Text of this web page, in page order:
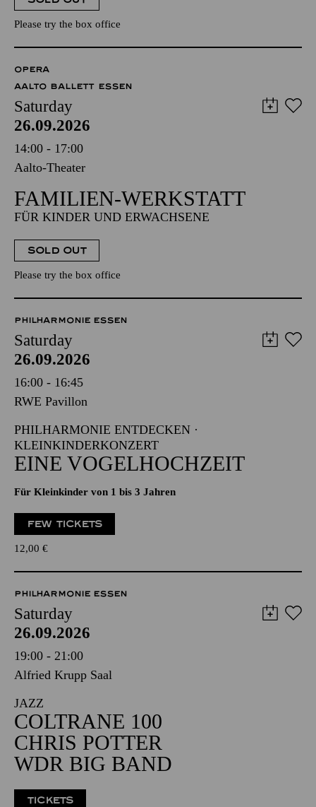
Please try the box office
OPERA
AALTO BALLETT ESSEN
Saturday
26.09.2026
14:00 - 17:00
Aalto-Theater
FAMILIEN-WERKSTATT
FÜR KINDER UND ERWACHSENE
SOLD OUT
Please try the box office
PHILHARMONIE ESSEN
Saturday
26.09.2026
16:00 - 16:45
RWE Pavillon
PHILHARMONIE ENTDECKEN ·
KLEINKINDERKONZERT
EINE VOGELHOCHZEIT
Für Kleinkinder von 1 bis 3 Jahren
FEW TICKETS
12,00 €
PHILHARMONIE ESSEN
Saturday
26.09.2026
19:00 - 21:00
Alfried Krupp Saal
JAZZ
COLTRANE 100
CHRIS POTTER
WDR BIG BAND
TICKETS